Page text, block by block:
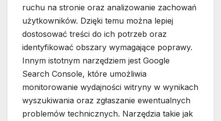
ruchu na stronie oraz analizowanie zachowań
użytkowników. Dzięki temu można lepiej
dostosować treści do ich potrzeb oraz
identyfikować obszary wymagające poprawy.
Innym istotnym narzędziem jest Google
Search Console, które umożliwia
monitorowanie wydajności witryny w wynikach
wyszukiwania oraz zgłaszanie ewentualnych
problemów technicznych. Narzędzia takie jak